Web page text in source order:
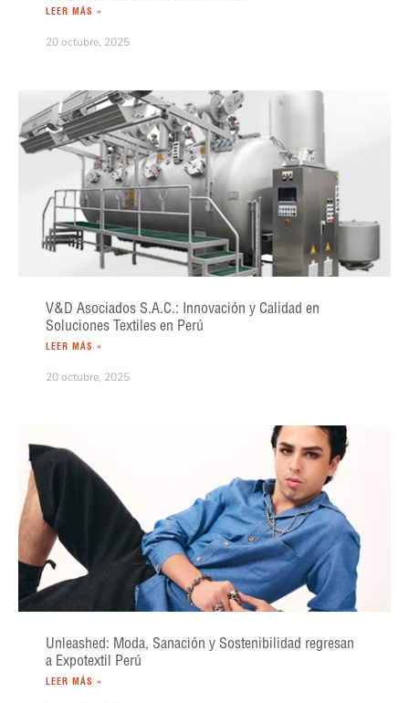
LEER MÁS »
20 octubre, 2025
V&D Asociados S.A.C.: Innovación y Calidad en
Soluciones Textiles en Perú
LEER MÁS »
20 octubre, 2025
Unleashed: Moda, Sanación y Sostenibilidad regresan
a Expotextil Perú
LEER MÁS »